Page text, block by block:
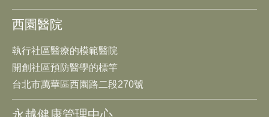
西園醫院
執行社區醫療的模範醫院
開創社區預防醫學的標竿
台北市萬華區西園路二段270號
永越健康管理中心